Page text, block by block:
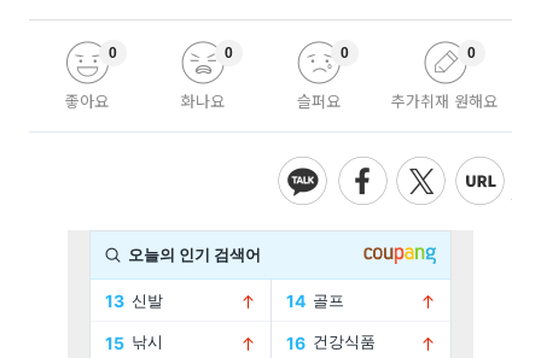
좋아요
0
화나요
0
슬퍼요
0
추가취재 원해요
0